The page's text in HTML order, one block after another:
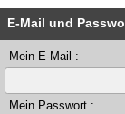
E-Mail und
Mein E-Mail :
Mein Passwort :